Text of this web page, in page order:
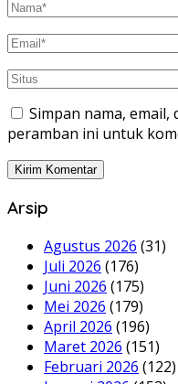
Simpan nama, email,
peramban ini untuk
Arsip
Agustus 2026 (31)
Juli 2026 (176)
Juni 2026 (175)
Mei 2026 (179)
April 2026 (196)
Maret 2026 (151)
Februari 2026 (122)